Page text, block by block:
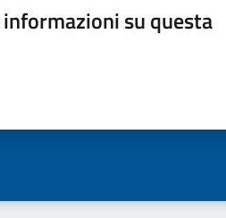
su questa